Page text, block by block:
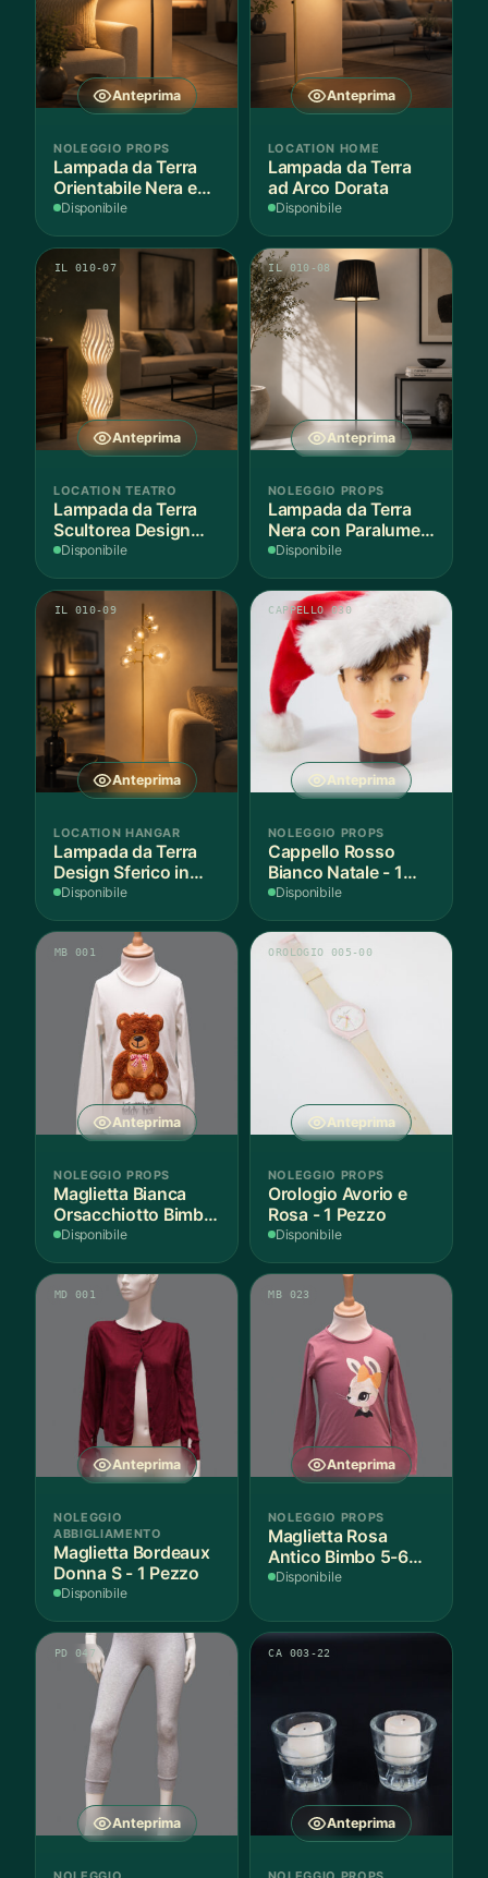
Anteprima
NOLEGGIO PROPS
Lampada da Terra
Orientabile Nera e
Ottone
Disponibile
Anteprima
LOCATION HOME
Lampada da Terra
ad Arco Dorata
Disponibile
Anteprima
IL 010-07
LOCATION TEATRO
Lampada da Terra
Scultorea Design
Moderno
Disponibile
Anteprima
IL 010-08
NOLEGGIO PROPS
Lampada da Terra
Nera con Paralume
Plissettato
Disponibile
Anteprima
IL 010-09
LOCATION HANGAR
Lampada da Terra
Design Sferico in
Ottone
Disponibile
Anteprima
CAPPELLO 030
NOLEGGIO PROPS
Cappello Rosso
Bianco Natale - 1
Pezzo
Disponibile
Anteprima
MB 001
NOLEGGIO PROPS
Maglietta Bianca
Orsacchiotto Bimbo
6-7 Anni Cotone - 1
Disponibile
Anteprima
OROLOGIO 005-00
NOLEGGIO PROPS
Orologio Avorio e
Rosa - 1 Pezzo
Disponibile
Anteprima
MD 001
NOLEGGIO
ABBIGLIAMENTO
Maglietta Bordeaux
Donna S - 1 Pezzo
Disponibile
Anteprima
MB 023
NOLEGGIO PROPS
Maglietta Rosa
Antico Bimbo 5-6
Anni Cotone - 1
Disponibile
Anteprima
PD 047
Anteprima
CA 003-22